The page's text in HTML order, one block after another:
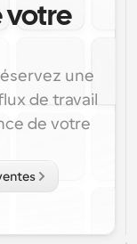
votre
une
de travail
de votre